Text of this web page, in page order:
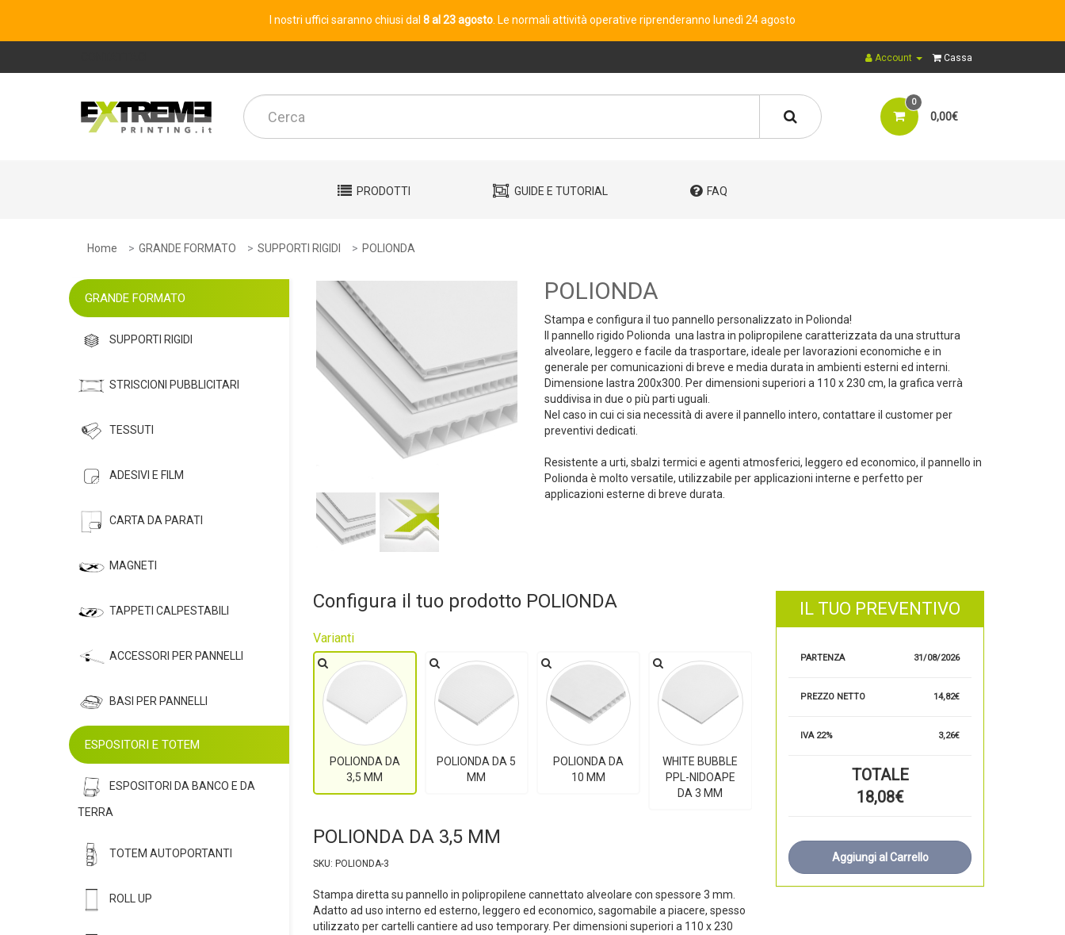
I nostri uffici saranno chiusi dal 8 al 23 agosto . Le normali attività operative riprenderanno lunedì 24 agosto
Account Cassa
0
0,00€
PRODOTTI GUIDE E TUTORIAL FAQ
Home GRANDE FORMATO SUPPORTI RIGIDI POLIONDA
GRANDE FORMATO
SUPPORTI RIGIDI
STRISCIONI PUBBLICITARI
TESSUTI
ADESIVI E FILM
CARTA DA PARATI
MAGNETI
TAPPETI CALPESTABILI
ACCESSORI PER PANNELLI
BASI PER PANNELLI
ESPOSITORI E TOTEM
ESPOSITORI DA BANCO E DA
TERRA
TOTEM AUTOPORTANTI
ROLL UP
POLIONDA
Stampa e configura il tuo pannello personalizzato in Polionda!
Il pannello rigido Polionda  una lastra in polipropilene caratterizzata da una struttura
alveolare, leggero e facile da trasportare, ideale per lavorazioni economiche e in
generale per comunicazioni di breve e media durata in ambienti esterni ed interni.
Dimensione lastra 200x300. Per dimensioni superiori a 110 x 230 cm, la grafica verrà
suddivisa in due o più parti uguali.
Nel caso in cui ci sia necessità di avere il pannello intero, contattare il customer per
preventivi dedicati.
Resistente a urti, sbalzi termici e agenti atmosferici, leggero ed economico, il pannello in
Polionda è molto versatile, utilizzabile per applicazioni interne e perfetto per
applicazioni esterne di breve durata.
Configura il tuo prodotto POLIONDA
Varianti
POLIONDA DA
3,5 MM
POLIONDA DA 5
MM
POLIONDA DA
10 MM
WHITE BUBBLE
PPL-NIDOAPE
DA 3 MM
POLIONDA DA 3,5 MM
SKU: POLIONDA-3
Stampa diretta su pannello in polipropilene cannettato alveolare con spessore 3 mm.
Adatto ad uso interno ed esterno, leggero ed economico, sagomabile a piacere, spesso
utilizzato per cartelli cantiere ad uso temporary. Per dimensioni superiori a 110 x 230
IL TUO PREVENTIVO
PARTENZA 31/08/2026
PREZZO NETTO 14,82€
IVA 22% 3,26€
TOTALE
18,08€
Aggiungi al Carrello